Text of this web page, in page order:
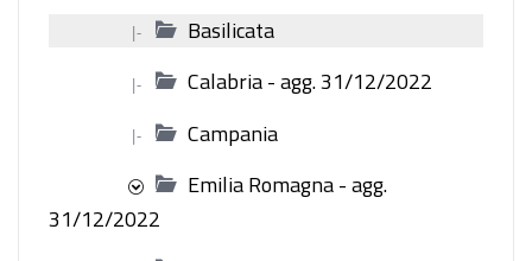
|- Basilicata
|- Calabria - agg. 31/12/2022
|-
Campania
Emilia Romagna - agg.
31/12/2022